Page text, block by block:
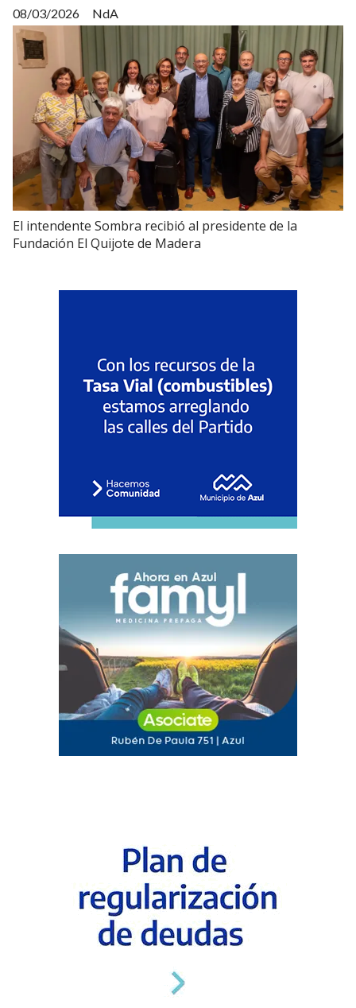
NdA
08/03/2026
El intendente Sombra recibió al presidente de la
Fundación El Quijote de Madera